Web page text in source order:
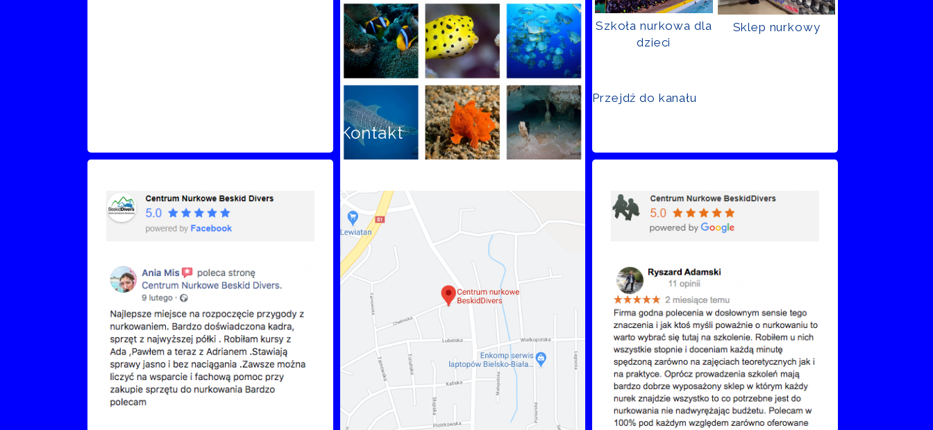
Szkoła nurkowa dla
dzieci
Sklep nurkowy
Przejdź do kanału
Kontakt